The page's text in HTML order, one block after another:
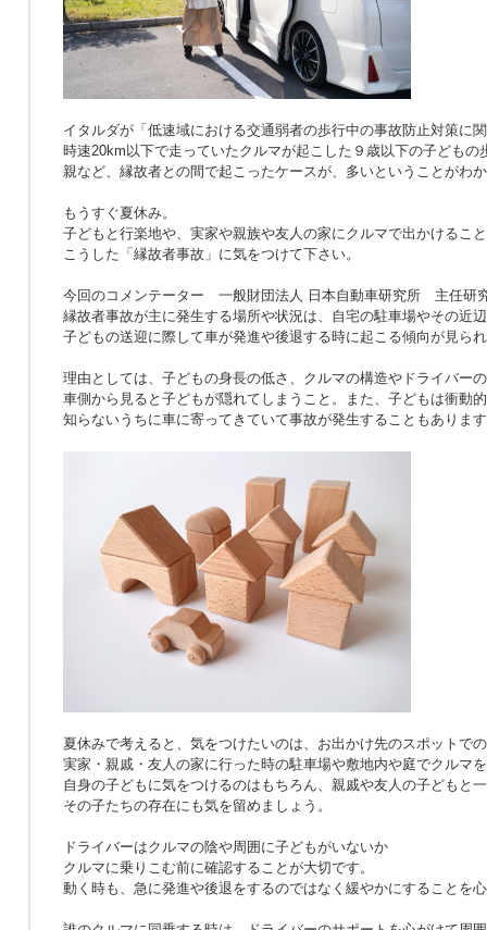
イタルダが「低速域における交通弱者の歩行中の事故防止対策に
時速20km以下で走っていたクルマが起こした９歳以下の子どもの
親など、縁故者との間で起こったケースが、多いということがわ
もうすぐ夏休み。
子どもと行楽地や、実家や親族や友人の家にクルマで出かけるこ
こうした「縁故者事故」に気をつけて下さい。
今回のコメンテーター 一般財団法人 日本自動車研究所 主任研
縁故者事故が主に発生する場所や状況は、自宅の駐車場やその近
子どもの送迎に際して車が発進や後退する時に起こる傾向が見ら
理由としては、子どもの身長の低さ、クルマの構造やドライバー
車側から見ると子どもが隠れてしまうこと。また、子どもは衝動
知らないうちに車に寄ってきていて事故が発生することもありま
夏休みで考えると、気をつけたいのは、お出かけ先のスポットで
実家・親戚・友人の家に行った時の駐車場や敷地内や庭でクルマ
自身の子どもに気をつけるのはもちろん、親戚や友人の子どもと
その子たちの存在にも気を留めましょう。
ドライバーはクルマの陰や周囲に子どもがいないか
クルマに乗りこむ前に確認することが大切です。
動く時も、急に発進や後退をするのではなく緩やかにすることを